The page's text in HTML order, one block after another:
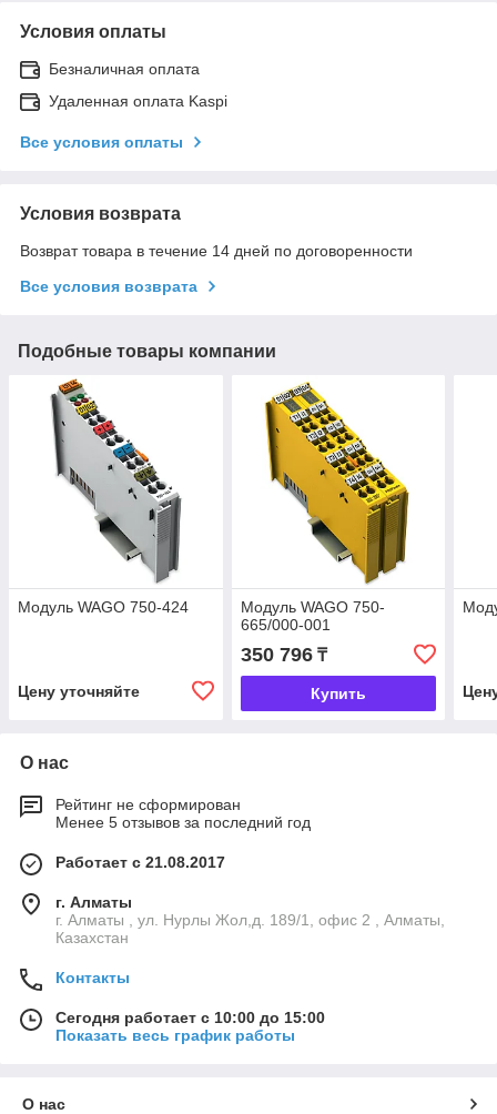
Условия оплаты
Безналичная оплата
Удаленная оплата Kaspi
Все условия оплаты
Условия возврата
Возврат товара в течение 14 дней по договоренности
Все условия возврата
Подобные товары компании
Модуль WAGO 750-424
Цену уточняйте
Модуль WAGO 750-
665/000-001
350 796₸
Купить
О нас
Рейтинг не сформирован
Менее 5 отзывов за последний год
Работает с 21.08.2017
г. Алматы
г. Алматы , ул. Нурлы Жол,д. 189/1, офис 2 , Алматы,
Казахстан
Контакты
Сегодня работает с 10:00 до 15:00
Показать весь график работы
О нас